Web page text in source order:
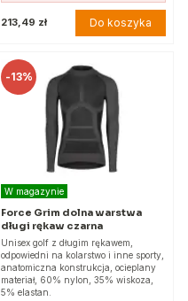
213,49 zł Do koszyka
-13%
W magazynie
Force Grim dolna warstwa
długi rękaw czarna
Unisex golf z długim rękawem,
odpowiedni na kolarstwo i inne sporty,
anatomiczna konstrukcja, ocieplany
materiał, 60% nylon, 35% wiskoza,
5% elastan.